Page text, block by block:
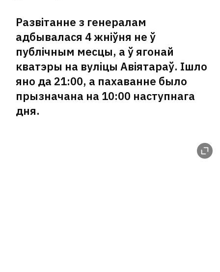
Развітанне з генералам
адбывалася 4 жніўня не ў
публічным месцы, а ў ягонай
кватэры на вуліцы Авіятараў. Ішло
яно да 21:00, а пахаванне было
прызначана на 10:00 наступнага
дня.